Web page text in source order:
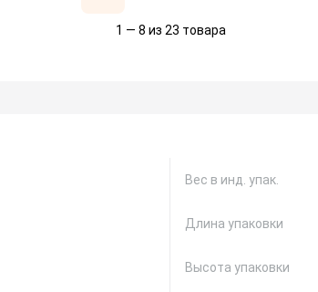
1 — 8 из 23 товара
Вес в инд. упак.
Длина упаковки
Высота упаковки